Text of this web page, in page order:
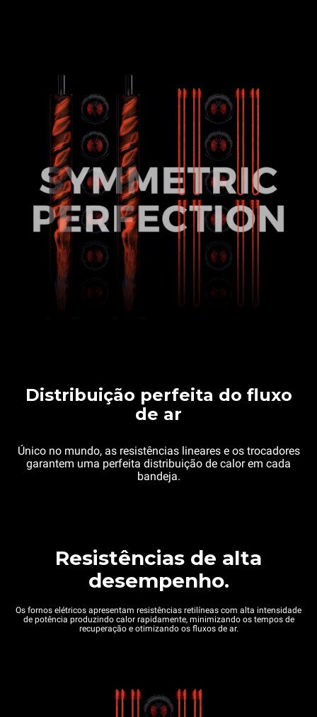
Distribuição perfeita do fluxo
de ar
Único no mundo, as resistências lineares e os trocadores
garantem uma perfeita distribuição de calor em cada
bandeja.
Resistências de alta
desempenho.
Os fornos elétricos apresentam resistências retilíneas com alta intensidade
de potência produzindo calor rapidamente, minimizando os tempos de
recuperação e otimizando os fluxos de ar.